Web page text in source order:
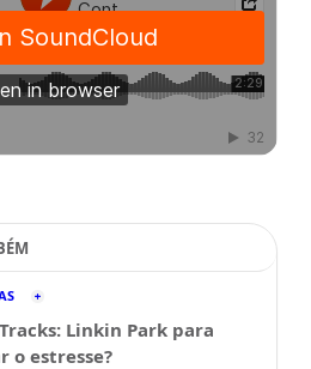
Linkin Park para
o estresse?